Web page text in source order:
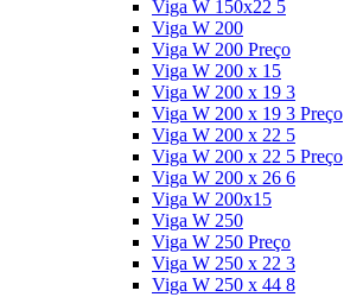
Viga W 150x22 5
Viga W 200
Viga W 200 Preço
Viga W 200 x 15
Viga W 200 x 19 3
Viga W 200 x 19 3 Preço
Viga W 200 x 22 5
Viga W 200 x 22 5 Preço
Viga W 200 x 26 6
Viga W 200x15
Viga W 250
Viga W 250 Preço
Viga W 250 x 22 3
Viga W 250 x 44 8